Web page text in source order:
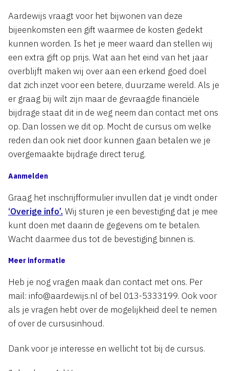
Aardewijs vraagt voor het bijwonen van deze
bijeenkomsten een gift waarmee de kosten gedekt
kunnen worden. Is het je meer waard dan stellen wij
een extra gift op prijs. Wat aan het eind van het jaar
overblijft maken wij over aan een erkend goed doel
dat zich inzet voor een betere, duurzame wereld. Als je
er graag bij wilt zijn maar de gevraagde financiële
bijdrage staat dit in de weg neem dan contact met ons
op. Dan lossen we dit op. Mocht de cursus om welke
reden dan ook niet door kunnen gaan betalen we je
overgemaakte bijdrage direct terug.
Aanmelden
Graag het inschrijfformulier invullen dat je vindt onder
‘Overige info’. Wij sturen je een bevestiging dat je mee
kunt doen met daarin de gegevens om te betalen.
Wacht daarmee dus tot de bevestiging binnen is.
Meer informatie
Heb je nog vragen maak dan contact met ons. Per
mail: info@aardewijs.nl of bel 013-5333199. Ook voor
als je vragen hebt over de mogelijkheid deel te nemen
of over de cursusinhoud.
Dank voor je interesse en wellicht tot bij de cursus.